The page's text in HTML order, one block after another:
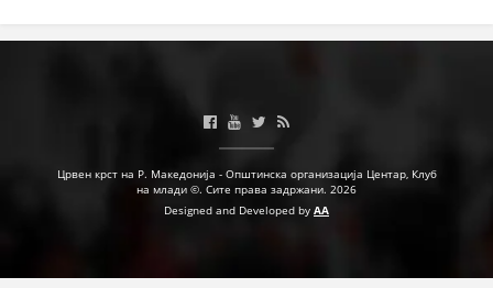
Црвен крст на Р. Македонија - Општинска организација Центар, Клуб
на млади ©. Сите права задржани. 2026
Designed and Developed by AA